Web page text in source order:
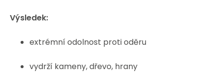
Výsledek:
extrémní odolnost proti oděru
vydrží kameny, dřevo, hrany